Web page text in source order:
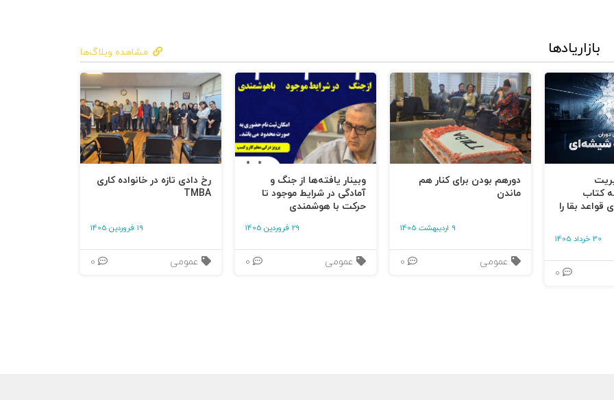
مشاهده وبلاگ‌ها بازاریادها
کتاب
بقا را
30 خرداد 1405
دورهم بودن برای کنار هم
ماندن
9 اردیبهشت 1405
عمومی
وبینار یافته‌ها از جنگ و
آمادگی در شرایط موجود تا
حرکت با هوشمندی
29 فروردین 1405
عمومی
رخ دادی تازه در خانواده کاری
TMBA
19 فروردین 1405
عمومی